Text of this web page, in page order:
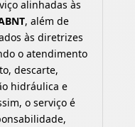
alinhadas às
, além de
às diretrizes
o atendimento
descarte,
hidráulica e
o serviço é